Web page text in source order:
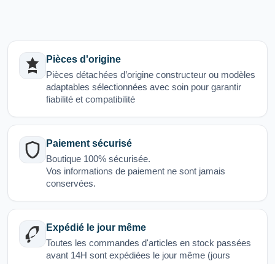
Pièces d'origine
Pièces détachées d’origine constructeur ou modèles
adaptables sélectionnées avec soin pour garantir
fiabilité et compatibilité
Paiement sécurisé
Boutique 100% sécurisée.
Vos informations de paiement ne sont jamais
conservées.
Expédié le jour même
Toutes les commandes d'articles en stock passées
avant 14H sont expédiées le jour même (jours